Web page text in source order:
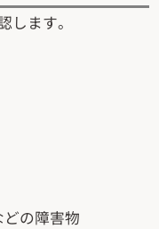
ます。
の障害物